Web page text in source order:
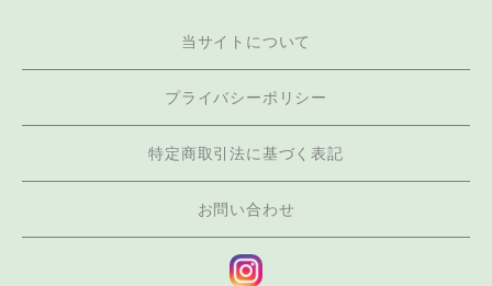
当サイトについて
プライバシーポリシー
特定商取引法に基づく表記
お問い合わせ